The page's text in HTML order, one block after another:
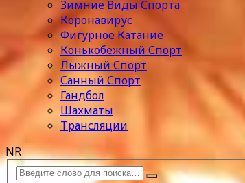
Зимние Виды Спорта
Коронавирус
Фигурное Катание
Конькобежный Спорт
Лыжный Спорт
Санный Спорт
Гандбол
Шахматы
Трансляции
NR